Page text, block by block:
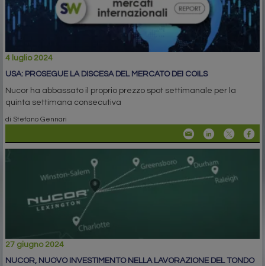
4 luglio 2024
USA: PROSEGUE LA DISCESA DEL MERCATO DEI COILS
Nucor ha abbassato il proprio prezzo spot settimanale per la
quinta settimana consecutiva
di Stefano Gennari
27 giugno 2024
NUCOR, NUOVO INVESTIMENTO NELLA LAVORAZIONE DEL TONDO